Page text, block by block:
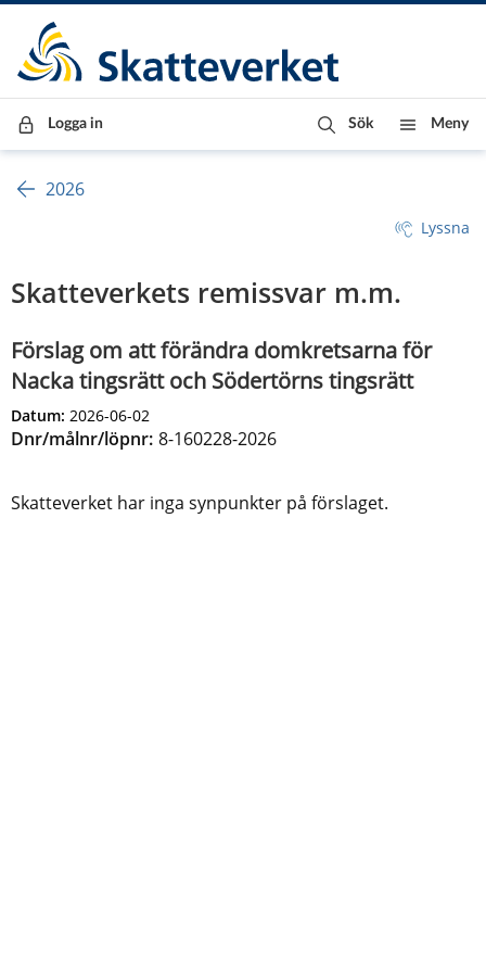
Till innehåll
Till navigationen
Till chattrobot
Logga in Sök Meny
2026
Lyssna
Skatteverkets remissvar m.m.
Förslag om att förändra domkretsarna för
Nacka tingsrätt och Södertörns tingsrätt
Datum: 2026-06-02
Dnr/målnr/löpnr: 8-160228-2026
Skatteverket har inga synpunkter på förslaget.